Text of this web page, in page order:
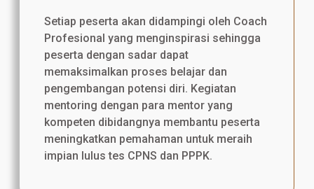
Setiap peserta akan didampingi oleh Coach
Profesional yang menginspirasi sehingga
peserta dengan sadar dapat
memaksimalkan proses belajar dan
pengembangan potensi diri. Kegiatan
mentoring dengan para mentor yang
kompeten dibidangnya membantu peserta
meningkatkan pemahaman untuk meraih
impian lulus tes CPNS dan PPPK.